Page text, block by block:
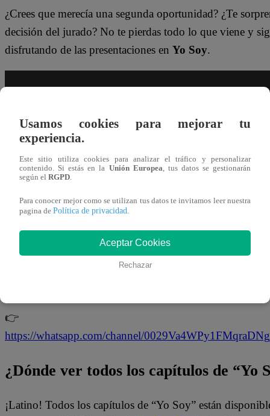
¿Crees que merecía una segunda oportunidad? ¿Te
decisión del jurado? No te pierdas todo lo que viene y
disfrutando de las presentaciones en Yo Soy.
oficial!
¡No te pierdas de contenido y noticias EXCLUSIVAS
Interactúa con los talentos, obtén datos inéditos y
👉
https://whatsapp.com/channel/
¿Dónde ver todos los capítulos de “Yo
¡Latino! Todos los capítulos de “Yo Soy” están
Usamos cookies para mejorar tu
experiencia.
Este sitio utiliza cookies para analizar el tráfico y personalizar
contenido. Si estás en la Unión Europea, tus datos se gestionarán
según el RGPD.
Para conocer mejor como se utilizan tus datos te invitamos leer nuestra
pagina de Política de privacidad.
Aceptar Cookies
Rechazar